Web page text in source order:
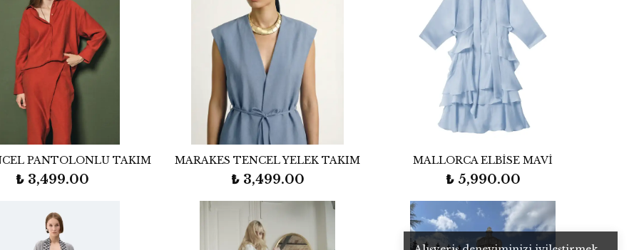
PANTOLONLU TAKIM
₺ 3,499.00
MARAKES TENCEL YELEK TAKIM
₺ 3,499.00
MALLORCA ELBİSE MAVİ
₺ 5,990.00